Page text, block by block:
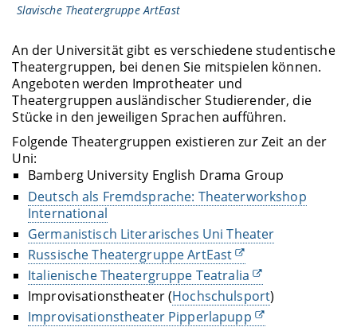
Slavische Theatergruppe ArtEast
An der Universität gibt es verschiedene studentische
Theatergruppen, bei denen Sie mitspielen können.
Angeboten werden Improtheater und
Theatergruppen ausländischer Studierender, die
Stücke in den jeweiligen Sprachen aufführen.
Folgende Theatergruppen existieren zur Zeit an der
Uni:
Bamberg University English Drama Group
Deutsch als Fremdsprache: Theaterworkshop
International
Germanistisch Literarisches Uni Theater
Russische Theatergruppe ArtEast
Italienische Theatergruppe Teatralia
Improvisationstheater (Hochschulsport)
Improvisationstheater Pipperlapupp